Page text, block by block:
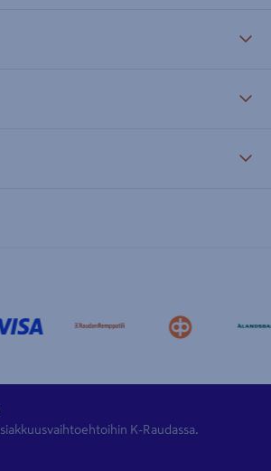
K-Raudassa.